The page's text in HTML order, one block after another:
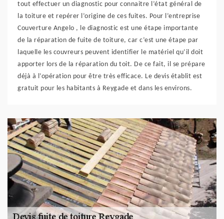
tout effectuer un diagnostic pour connaitre l’état général de
la toiture et repérer l’origine de ces fuites. Pour l’entreprise
Couverture Angelo , le diagnostic est une étape importante
de la réparation de fuite de toiture, car c’est une étape par
laquelle les couvreurs peuvent identifier le matériel qu’il doit
apporter lors de la réparation du toit. De ce fait, il se prépare
déjà à l’opération pour être très efficace. Le devis établit est
gratuit pour les habitants à Reygade et dans les environs.